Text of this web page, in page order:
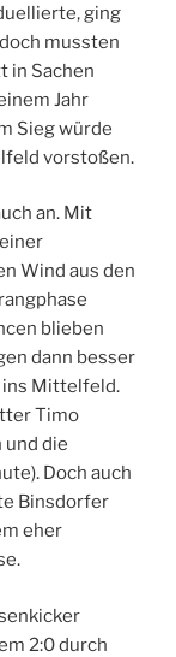
ging
mussten
in Sachen
Jahr
Sieg würde
vorstoßen.
an. Mit
Wind aus den
blieben
dann besser
ins Mittelfeld.
Timo
und die
Doch auch
Binsdorfer
eher
2:0 durch